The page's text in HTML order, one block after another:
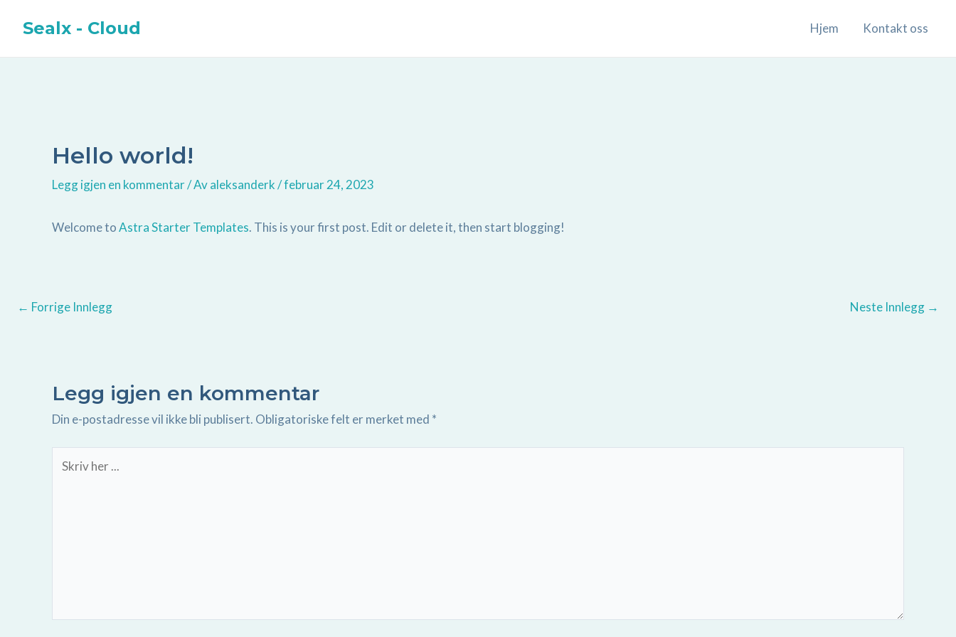
Sealx - Cloud Hjem Kontakt oss
Hello world!
Legg igjen en kommentar/ Avaleksanderk/februar 24, 2023
Welcome toAstra Starter Templates. This is your first post. Edit or delete it, then start blogging!
navigation
← Forrige Innlegg Neste Innlegg →
Legg igjen en kommentar
Din e-postadresse vil ikke bli publisert. Obligatoriske felt er merket med *
her